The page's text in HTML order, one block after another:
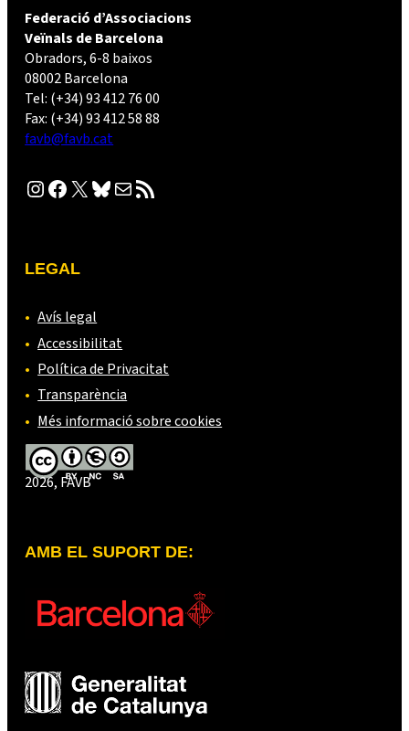
Federació d’Associacions
Veïnals de Barcelona
Obradors, 6-8 baixos
08002 Barcelona
Tel: (+34) 93 412 76 00
Fax: (+34) 93 412 58 88
favb@favb.cat
InstagramFacebook X Bluesky Correu electrònic Canal RSS
LEGAL
Avís legal
Accessibilitat
Política de Privacitat
Transparència
Més informació sobre cookies
2026, FAVB
AMB EL SUPORT DE: